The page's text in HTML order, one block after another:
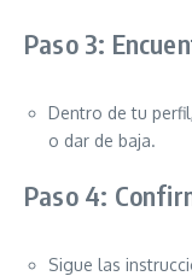
Paso 3:
Dentro de tu
o dar de baja.
Paso 4:
Sigue las